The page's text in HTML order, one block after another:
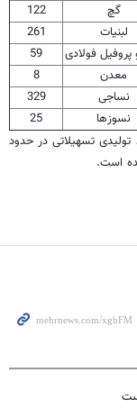
گچ
122
لبنیات
261
پروفیل فولادی
59
معدن
8
نساجی
329
نسوزها
25
در این پروژه به حدود 3600 واحد تولیدی تسهیلاتی در حدود